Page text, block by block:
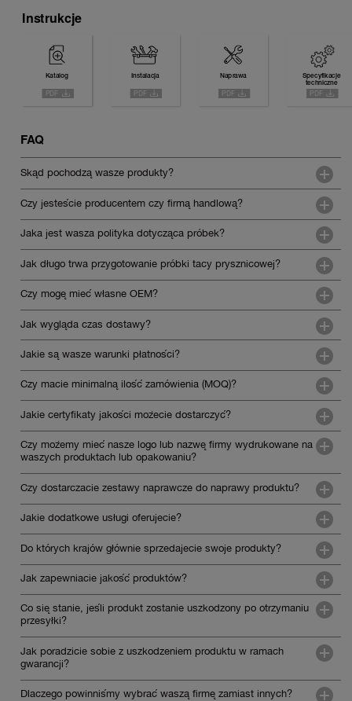
Instrukcje
Katalog Instalacja Naprawa
Specyfikacje
techniczne
FAQ
Skąd pochodzą wasze produkty?
Czy jesteście producentem czy firmą handlową?
Jaka jest wasza polityka dotycząca próbek?
Jak długo trwa przygotowanie próbki tacy prysznicowej?
Czy mogę mieć własne OEM?
Jak wygląda czas dostawy?
Jakie są wasze warunki płatności?
Czy macie minimalną ilość zamówienia (MOQ)?
Jakie certyfikaty jakości możecie dostarczyć?
Czy możemy mieć nasze logo lub nazwę firmy wydrukowane na
waszych produktach lub opakowaniu?
Czy dostarczacie zestawy naprawcze do naprawy produktu?
Jakie dodatkowe usługi oferujecie?
Do których krajów głównie sprzedajecie swoje produkty?
Jak zapewniacie jakość produktów?
Co się stanie, jeśli produkt zostanie uszkodzony po otrzymaniu
przesyłki?
Jak poradzicie sobie z uszkodzeniem produktu w ramach
gwarancji?
Dlaczego powinniśmy wybrać waszą firmę zamiast innych?